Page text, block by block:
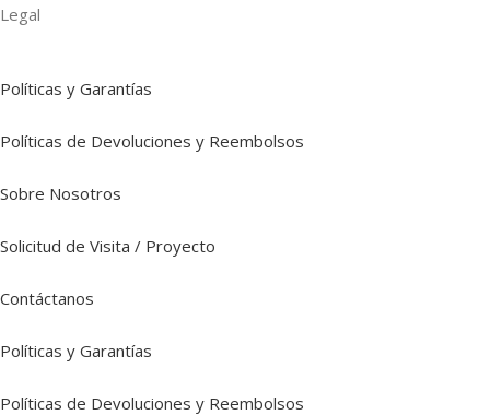
Legal
Políticas y Garantías
Políticas de Devoluciones y Reembolsos
Sobre Nosotros
Solicitud de Visita / Proyecto
Contáctanos
Políticas y Garantías
Políticas de Devoluciones y Reembolsos